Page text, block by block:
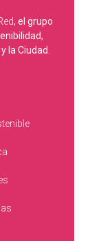
, el grupo
la Ciudad.